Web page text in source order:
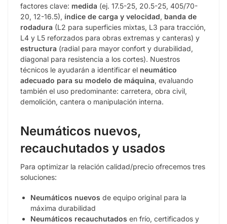
factores clave: medida (ej. 17.5-25, 20.5-25, 405/70-
20, 12-16.5), índice de carga y velocidad, banda de
rodadura (L2 para superficies mixtas, L3 para tracción,
L4 y L5 reforzados para obras extremas y canteras) y
estructura (radial para mayor confort y durabilidad,
diagonal para resistencia a los cortes). Nuestros
técnicos le ayudarán a identificar el neumático
adecuado para su modelo de máquina, evaluando
también el uso predominante: carretera, obra civil,
demolición, cantera o manipulación interna.
Neumáticos nuevos,
recauchutados y usados
Para optimizar la relación calidad/precio ofrecemos tres
soluciones:
Neumáticos nuevos de equipo original para la
máxima durabilidad
Neumáticos recauchutados en frío, certificados y